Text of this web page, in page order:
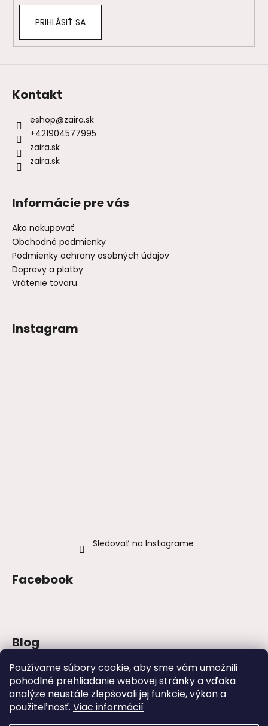
Používame súbory cookie, aby sme vám umožnili
pohodlné prehliadanie webovej stránky a vďaka
analýze neustále zlepšovali jej funkcie, výkon a
použiteľnosť. Viac informácií
PRIHLÁSIŤ SA
Kontakt
eshop@zaira.sk
+421904577995
zaira.sk
zaira.sk
Informácie pre vás
Ako nakupovať
Obchodné podmienky
Podmienky ochrany osobných údajov
Dopravy a platby
Vrátenie tovaru
Instagram
Sledovať na Instagrame
Facebook
Blog
Šaty na stužkovú 2026: trendy, farby a
strihy
Najväčšie módne chyby, ktoré ženy robia
na svadbách